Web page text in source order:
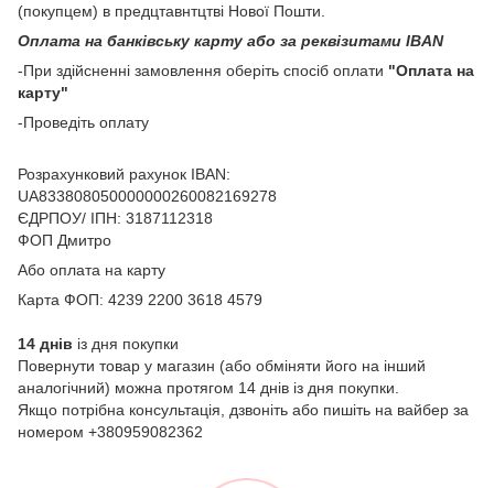
(покупцем) в предцтавнтцтві Нової Пошти.
Оплата на банківську карту або за реквізитами IBAN
-При здійсненні замовлення оберіть спосіб оплати "Оплата на
карту"
-Проведіть оплату
Розрахунковий рахунок IBAN:
UA833808050000000260082169278
ЄДРПОУ/ ІПН: 3187112318
ФОП Дмитро
Або оплата на карту
Карта ФОП: 4239 2200 3618 4579
14 днів із дня покупки
Повернути товар у магазин (або обміняти його на інший
аналогічний) можна протягом 14 днів із дня покупки.
Якщо потрібна консультація, дзвоніть або пишіть на вайбер за
номером +380959082362